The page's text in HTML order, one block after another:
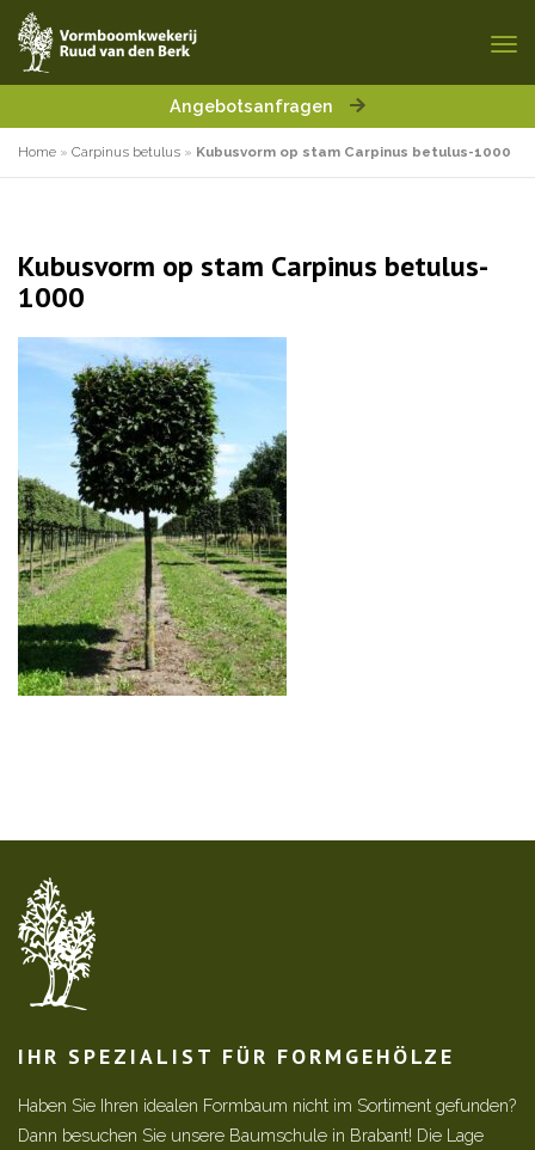
Angebotsanfragen
Home » Carpinus betulus » Kubusvorm op stam Carpinus betulus-1000
Kubusvorm op stam Carpinus betulus-
1000
IHR SPEZIALIST FÜR FORMGEHÖLZE
Haben Sie Ihren idealen Formbaum nicht im Sortiment gefunden?
Dann besuchen Sie unsere Baumschule in Brabant! Die Lage